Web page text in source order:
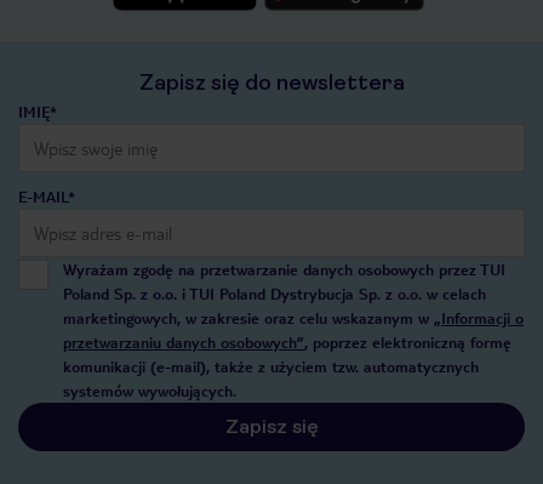
Zapisz się do newslettera
IMIĘ*
E-MAIL*
Wyrażam zgodę na przetwarzanie danych osobowych przez TUI
Poland Sp. z o.o. i TUI Poland Dystrybucja Sp. z o.o. w celach
marketingowych, w zakresie oraz celu wskazanym w „Informacji o
przetwarzaniu danych osobowych”, poprzez elektroniczną formę
komunikacji (e-mail), także z użyciem tzw. automatycznych
systemów wywołujących.
Zapisz się